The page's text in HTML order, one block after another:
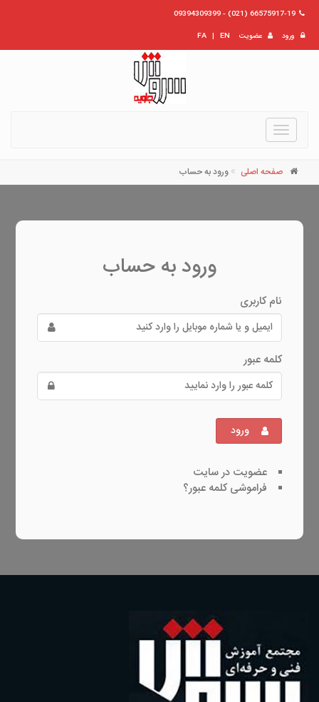
66575917-19 (021) - 09394309399
ورود
عضویت EN
|
FA
Toggle
navigation
صفحه اصلی ورود به حساب
ورود به حساب
نام کاربری
کلمه عبور
ورود
عضویت در سایت
فراموشی کلمه عبور؟